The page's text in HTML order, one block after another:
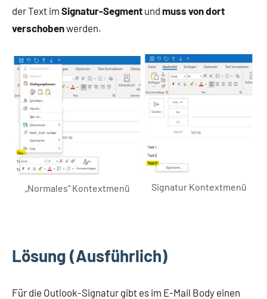
der Text im Signatur-Segment und muss von dort
verschobenwerden.
„Normales“ Kontextmenü Signatur Kontextmenü
Lösung (Ausführlich)
Für die Outlook-Signatur gibt es im E-Mail Body einen